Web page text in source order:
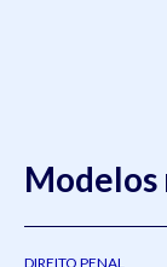
DIREITO PENAL